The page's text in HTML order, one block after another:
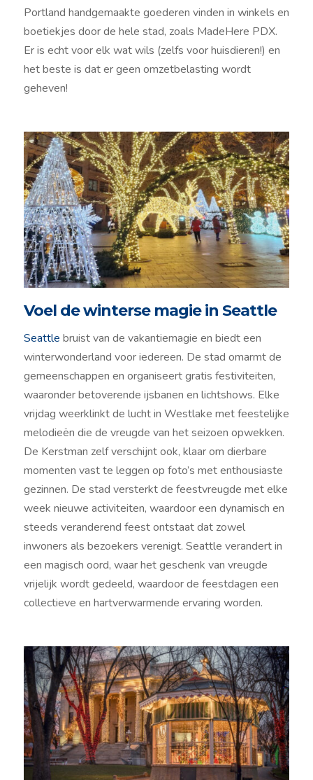
Portland handgemaakte goederen vinden in winkels en
boetiekjes door de hele stad, zoals MadeHere PDX.
Er is echt voor elk wat wils (zelfs voor huisdieren!) en
het beste is dat er geen omzetbelasting wordt
geheven!
Voel de winterse magie in Seattle
Seattle bruist van de vakantiemagie en biedt een
winterwonderland voor iedereen. De stad omarmt de
gemeenschappen en organiseert gratis festiviteiten,
waaronder betoverende ijsbanen en lichtshows. Elke
vrijdag weerklinkt de lucht in Westlake met feestelijke
melodieën die de vreugde van het seizoen opwekken.
De Kerstman zelf verschijnt ook, klaar om dierbare
momenten vast te leggen op foto’s met enthousiaste
gezinnen. De stad versterkt de feestvreugde met elke
week nieuwe activiteiten, waardoor een dynamisch en
steeds veranderend feest ontstaat dat zowel
inwoners als bezoekers verenigt. Seattle verandert in
een magisch oord, waar het geschenk van vreugde
vrijelijk wordt gedeeld, waardoor de feestdagen een
collectieve en hartverwarmende ervaring worden.